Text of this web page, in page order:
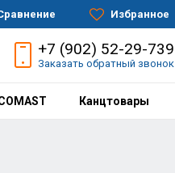
Избранное
+7 (902) 52-29-739
Заказать обратный звонок
Канцтовары